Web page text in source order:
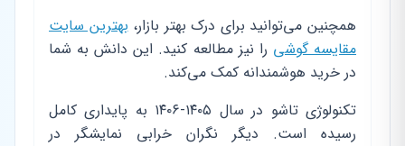
همچنین می‌توانید برای درک بهتر بازار،بهترین سایت
مقایسه گوشی را نیز مطالعه کنید. این دانش به شما
در خرید هوشمندانه کمک می‌کند.
تکنولوژی تاشو در سال ۱۴۰۵-۱۴۰۶ به پایداری کامل
رسیده است. دیگر نگران خرابی نمایشگر در